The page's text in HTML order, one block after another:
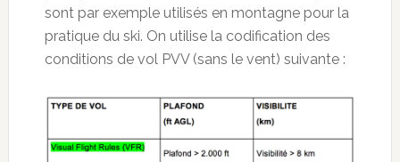
sont par exemple utilisés en montagne pour la
pratique du ski. On utilise la codification des
conditions de vol PVV (sans le vent) suivante :